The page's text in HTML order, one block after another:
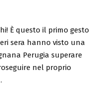
È questo il primo gesto
sera hanno visto una
Perugia superare
nel proprio